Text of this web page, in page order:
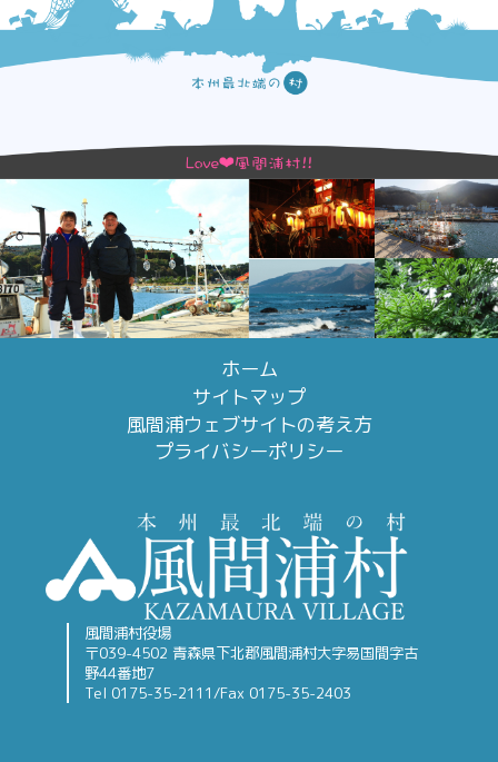
ホーム
サイトマップ
風間浦ウェブサイトの考え方
プライバシーポリシー
風間浦村役場
〒039-4502 青森県下北郡風間浦村大字易国間字古
野44番地7
Tel 0175-35-2111/Fax 0175-35-2403